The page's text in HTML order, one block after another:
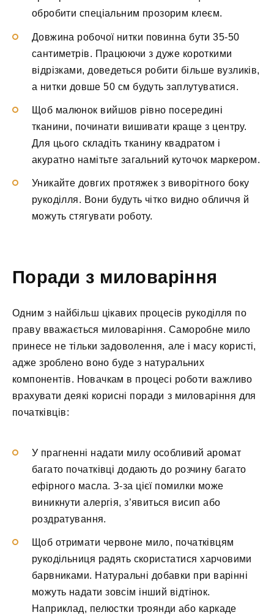
обробити спеціальним прозорим клеєм.
Довжина робочої нитки повинна бути 35-50
сантиметрів. Працюючи з дуже короткими
відрізками, доведеться робити більше вузликів,
а нитки довше 50 см будуть заплутуватися.
Щоб малюнок вийшов рівно посередині
тканини, починати вишивати краще з центру.
Для цього складіть тканину квадратом і
акуратно намітьте загальний куточок маркером.
Уникайте довгих протяжек з виворітного боку
рукоділля. Вони будуть чітко видно обличчя й
можуть стягувати роботу.
Поради з миловаріння
Одним з найбільш цікавих процесів рукоділля по
праву вважається миловаріння. Саморобне мило
принесе не тільки задоволення, але і масу користі,
адже зроблено воно буде з натуральних
компонентів. Новачкам в процесі роботи важливо
врахувати деякі корисні поради з миловаріння для
початківців:
У прагненні надати милу особливий аромат
багато початківці додають до розчину багато
ефірного масла. З-за цієї помилки може
виникнути алергія, з’явиться висип або
роздратування.
Щоб отримати червоне мило, початківцям
рукодільниця радять скористатися харчовими
барвниками. Натуральні добавки при варінні
можуть надати зовсім інший відтінок.
Наприклад, пелюстки троянди або каркаде